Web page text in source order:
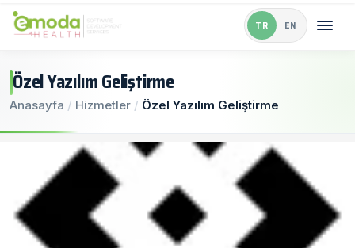
TR EN
Özel Yazılım Geliştirme
Anasayfa / Hizmetler / Özel Yazılım Geliştirme